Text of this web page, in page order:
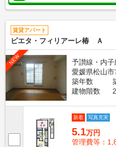
賃貸アパート
ピエタ・フィリアーレ椿 Ａ
NEW
予讃線・内
愛媛県松山市
築年数
建物階数
新着 写真充実
5.1万円
管理費等：